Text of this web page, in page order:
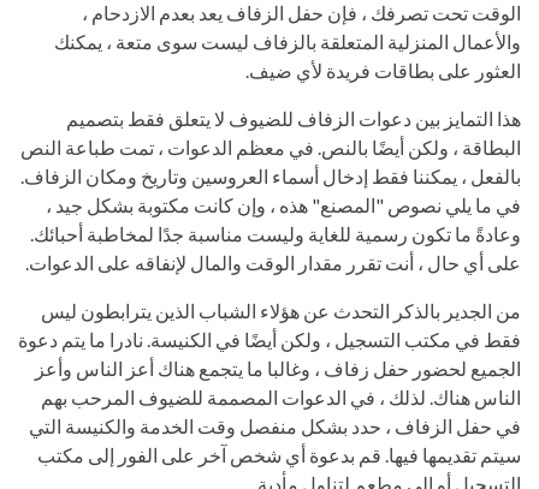
الوقت تحت تصرفك ، فإن حفل الزفاف يعد بعدم الازدحام ،
والأعمال المنزلية المتعلقة بالزفاف ليست سوى متعة ، يمكنك
العثور على بطاقات فريدة لأي ضيف.
هذا التمايز بين دعوات الزفاف للضيوف لا يتعلق فقط بتصميم
البطاقة ، ولكن أيضًا بالنص. في معظم الدعوات ، تمت طباعة النص
بالفعل ، يمكننا فقط إدخال أسماء العروسين وتاريخ ومكان الزفاف.
في ما يلي نصوص "المصنع" هذه ، وإن كانت مكتوبة بشكل جيد ،
وعادةً ما تكون رسمية للغاية وليست مناسبة جدًا لمخاطبة أحبائك.
على أي حال ، أنت تقرر مقدار الوقت والمال لإنفاقه على الدعوات.
من الجدير بالذكر التحدث عن هؤلاء الشباب الذين يترابطون ليس
فقط في مكتب التسجيل ، ولكن أيضًا في الكنيسة. نادرا ما يتم دعوة
الجميع لحضور حفل زفاف ، وغالبا ما يتجمع هناك أعز الناس وأعز
الناس هناك. لذلك ، في الدعوات المصممة للضيوف المرحب بهم
في حفل الزفاف ، حدد بشكل منفصل وقت الخدمة والكنيسة التي
سيتم تقديمها فيها. قم بدعوة أي شخص آخر على الفور إلى مكتب
التسجيل أو إلى مطعم لتناول مأدبة.